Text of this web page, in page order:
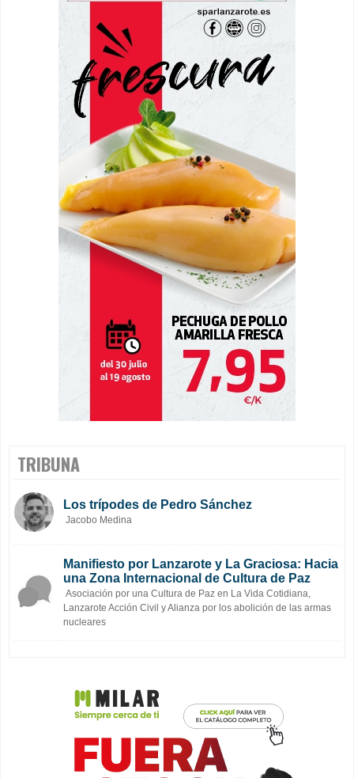
TRIBUNA
Los trípodes de Pedro Sánchez
Jacobo Medina
Manifiesto por Lanzarote y La Graciosa: Hacia
una Zona Internacional de Cultura de Paz
Asociación por una Cultura de Paz en La Vida Cotidiana,
Lanzarote Acción Civil y Alianza por los abolición de las armas
nucleares